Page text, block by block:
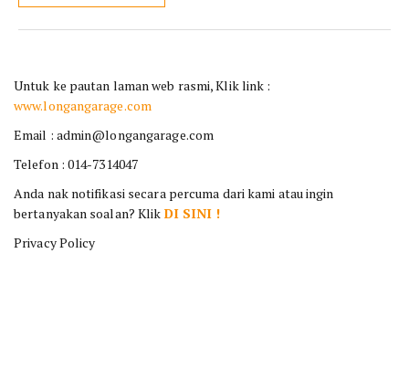
Untuk ke pautan laman web rasmi, Klik link :
www.longangarage.com
Email : admin@longangarage.com
Telefon : 014-7314047
Anda nak notifikasi secara percuma dari kami atau ingin
bertanyakan soalan? Klik DI SINI !
Privacy Policy